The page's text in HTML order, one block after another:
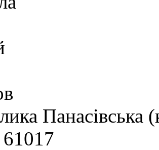
Панасівська